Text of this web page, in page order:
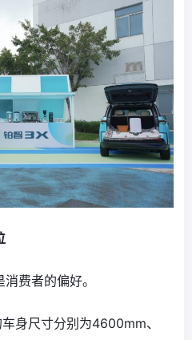
费者的偏好。
身尺寸分别为4600mm、